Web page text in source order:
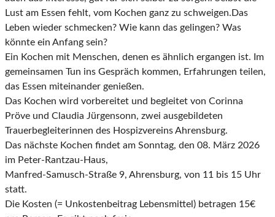
Lust am Essen fehlt, vom Kochen ganz zu schweigen.Das
Leben wieder schmecken? Wie kann das gelingen? Was
könnte ein Anfang sein?
Ein Kochen mit Menschen, denen es ähnlich ergangen ist. Im
gemeinsamen Tun ins Gespräch kommen, Erfahrungen teilen,
das Essen miteinander genießen.
Das Kochen wird vorbereitet und begleitet von Corinna
Pröve und Claudia Jürgensonn, zwei ausgebildeten
Trauerbegleiterinnen des Hospizvereins Ahrensburg.
Das nächste Kochen findet am Sonntag, den 08. März 2026
im Peter-Rantzau-Haus,
Manfred-Samusch-Straße 9, Ahrensburg, von 11 bis 15 Uhr
statt.
Die Kosten (= Unkostenbeitrag Lebensmittel) betragen 15€